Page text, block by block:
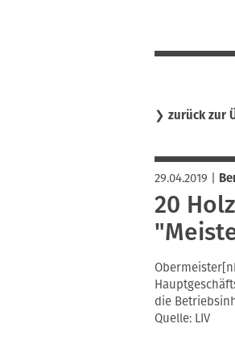
❯ zurück zur
29.04.2019
20
die
Quelle: LIV